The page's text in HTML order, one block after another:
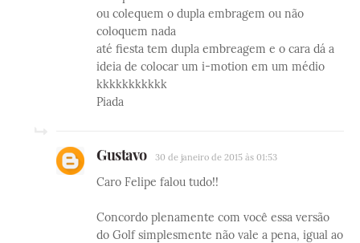
ou colequem o dupla embragem ou não
coloquem nada
até fiesta tem dupla embreagem e o cara dá a
ideia de colocar um i-motion em um médio
kkkkkkkkkkk
Piada
Gustavo 30 de janeiro de 2015 às 01:53
Caro Felipe falou tudo!!
Concordo plenamente com você essa versão
do Golf simplesmente não vale a pena, igual ao